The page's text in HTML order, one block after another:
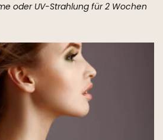
oder UV-Strahlung für 2 Wochen